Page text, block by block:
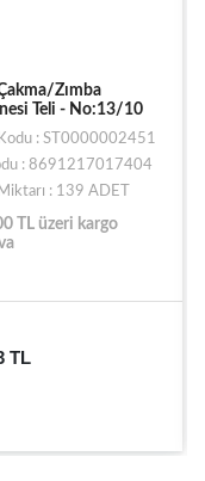
Zımba
Teli - No:13/10
: ST0000002451
: 8691217017404
: 139 ADET
TL üzeri kargo
TL